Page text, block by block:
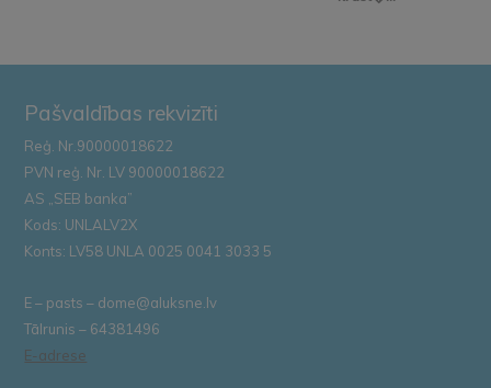
Pašvaldības rekvizīti
Reģ. Nr.90000018622
PVN reģ. Nr. LV 90000018622
AS „SEB banka”
Kods: UNLALV2X
Konts: LV58 UNLA 0025 0041 3033 5
E – pasts – dome@aluksne.lv
Tālrunis – 64381496
E-adrese